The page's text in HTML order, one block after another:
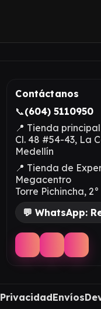
Contáctanos
📞(604) 5110950
📍 Tienda
Cl. 48 #54-43, La
Medellín
📍 Tienda de
Megacentro
Torre Pichincha,
💬 WhatsApp:
PrivacidadEnvíos